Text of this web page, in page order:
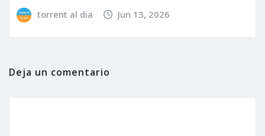
torrent al dia Jun 13, 2026
Deja un comentario